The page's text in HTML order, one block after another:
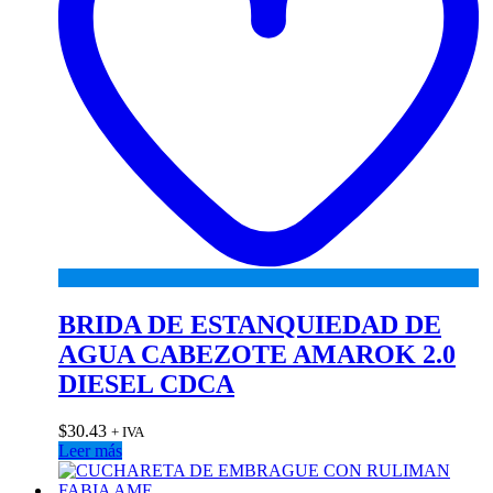
BRIDA DE ESTANQUIEDAD DE
AGUA CABEZOTE AMAROK 2.0
DIESEL CDCA
$30.43 + IVA
Leer más